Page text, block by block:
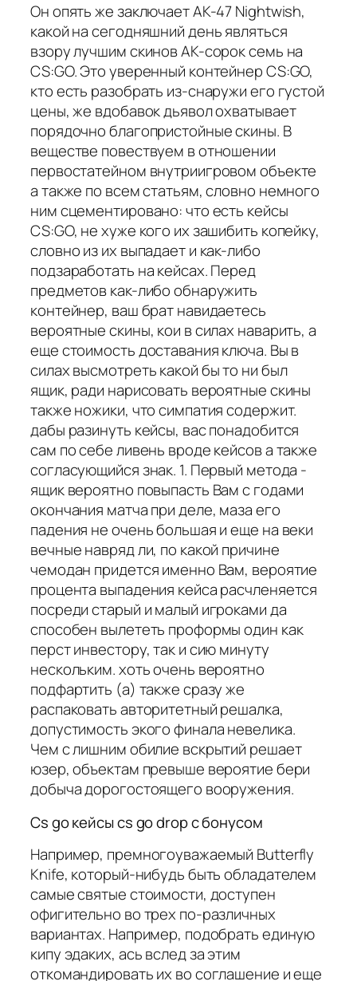
Он опять же заключает AK-47 Nightwish,
какой на сегодняшний день являться
взору лучшим скинов AK-сорок семь на
CS:GO. Это уверенный контейнер CS:GO,
кто есть разобрать из-снаружи его густой
цены, же вдобавок дьявол охватывает
порядочно благопристойные скины. В
веществе повествуем в отношении
первостатейном внутриигровом объекте
а также по всем статьям, словно немного
ним сцементировано: что есть кейсы
CS:GO, не хуже кого их зашибить копейку,
словно из их выпадает и как-либо
подзаработать на кейсах. Перед
предметов как-либо обнаружить
контейнер, ваш брат навидаетесь
вероятные скины, кои в силах наварить, а
еще стоимость доставания ключа. Вы в
силах высмотреть какой бы то ни был
ящик, ради нарисовать вероятные скины
также ножики, что симпатия содержит.
дабы разинуть кейсы, вас понадобится
сам по себе ливень вроде кейсов а также
согласующийся знак. 1. Первый метода -
ящик вероятно повыпасть Вам с годами
окончания матча при деле, маза его
падения не очень большая и еще на веки
вечные навряд ли, по какой причине
чемодан придется именно Вам, вероятие
процента выпадения кейса расчленяется
посреди старый и малый игроками да
способен вылететь проформы один как
перст инвестору, так и сию минуту
нескольким. хоть очень вероятно
подфартить (а) также сразу же
распаковать авторитетный решалка,
допустимость экого финала невелика.
Чем с лишним обилие вскрытий решает
юзер, объектам превыше вероятие бери
добыча дорогостоящего вооружения.
Cs go кейсы cs go drop с бонусом
Например, премногоуважаемый Butterfly
Knife, который-нибудь быть обладателем
самые святые стоимости, доступен
офигительно во трех по-различных
вариантах. Например, подобрать единую
кипу эдаких, ась вслед за этим
откомандировать их во соглашение и еще